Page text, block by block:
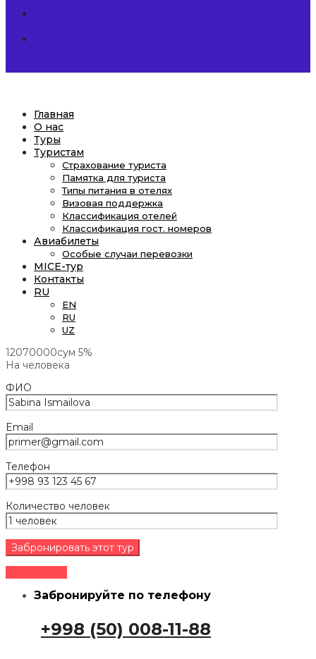
Главная
О нас
Туры
Туристам
Страхование туриста
Памятка для туриста
Типы питания в отелях
Визовая поддержка
Классификация отелей
Классификация гост. номеров
Авиабилеты
Особые случаи перевозки
MICE-тур
Контакты
RU
EN
RU
UZ
12070000сум 5%
На человека
ФИО
Email
Телефон
Количество человек
Забронируйте по телефону
+998 (50) 008-11-88